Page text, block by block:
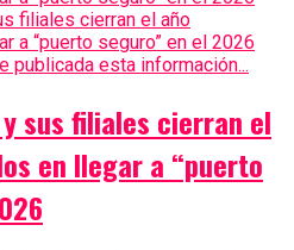
publicada esta información...
sus filiales cierran el
en llegar a “puerto